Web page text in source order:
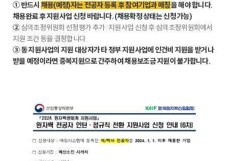
① 반드시 채용(예정)자는 전공자 등록 후 참여기업과 매칭을 해야 합니다.
채용완료 후 지원사업 신청 바랍니다. (채용확정 상태는 신청 가능)
② 심의조정위원회 선정평가 추가 : 지원사업 신청 후 심의조정위원회에서
지원 조건 등을 결정합니다.
③ 동 지원사업의 지원 대상자가 타 정부 지원사업에 인건비 지원을 받거나
받을 예정이라면 중복지원으로 간주하여 채용보조금 지원이 불가합니다.